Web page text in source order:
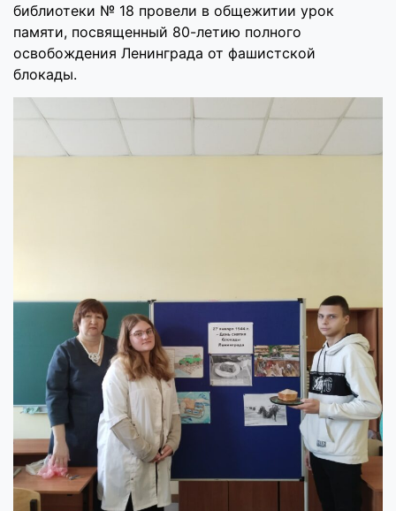
библиотеки № 18 провели в общежитии урок
памяти, посвященный 80-летию полного
освобождения Ленинграда от фашистской
блокады.